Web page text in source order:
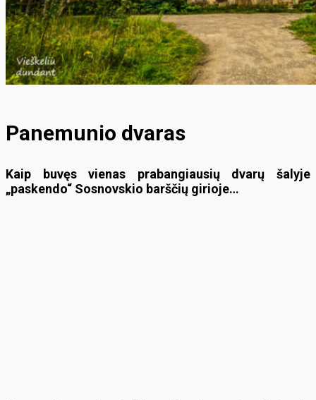
Panemunio dvaras
Kaip buvęs vienas prabangiausių dvarų šalyje
„paskendo“ Sosnovskio barščių girioje…